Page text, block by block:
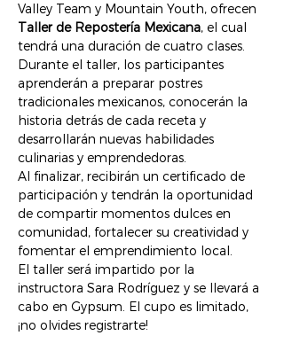
Valley Team y Mountain Youth, ofrecen
Taller de Repostería Mexicana, el cual
tendrá una duración de cuatro clases.
Durante el taller, los participantes
aprenderán a preparar postres
tradicionales mexicanos, conocerán la
historia detrás de cada receta y
desarrollarán nuevas habilidades
culinarias y emprendedoras.
Al finalizar, recibirán un certificado de
participación y tendrán la oportunidad
de compartir momentos dulces en
comunidad, fortalecer su creatividad y
fomentar el emprendimiento local.
El taller será impartido por la
instructora Sara Rodríguez y se llevará a
cabo en Gypsum. El cupo es limitado,
¡no olvides registrarte!